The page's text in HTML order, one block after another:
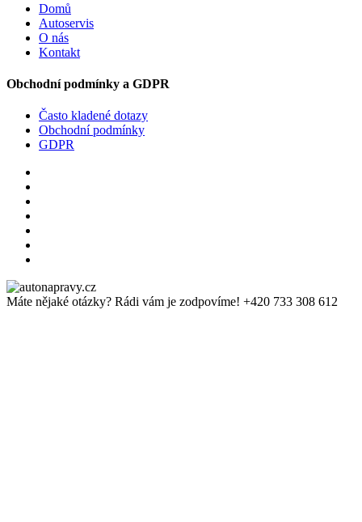
Domů
Autoservis
O nás
Kontakt
Obchodní podmínky a GDPR
Často kladené dotazy
Obchodní podmínky
GDPR
Máte nějaké otázky? Rádi vám je zodpovíme! +420 733 308 612